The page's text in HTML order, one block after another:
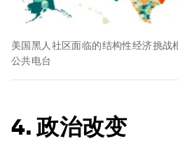
美国黑人社区面临的结构性经济挑战
公共电台
4. 政治改变